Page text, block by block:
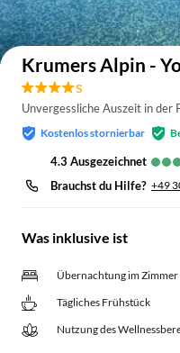
Krumers Alpin -
s
Unvergessliche Auszeit in der
Kostenlos stornierbar
4.3 ausgezeichnet
Brauchst du Hilfe? +49
Was inklusive ist
Übernachtung im Zimmer
Tägliches Frühstück
Nutzung des